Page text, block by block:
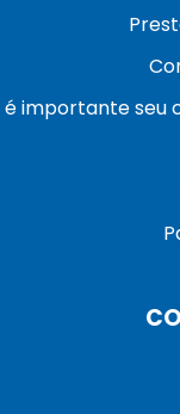
é importante seu